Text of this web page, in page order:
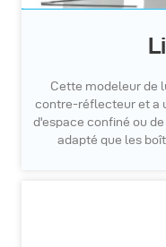
Cette modeleur de
contre-réflecteur et a
d'espace confiné ou
adapté que les